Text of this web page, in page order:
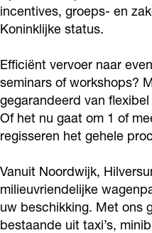
k
e
e
u
k
i
j
e
B
e
u
k
e
B
e
k
k
e
u
k
k
l
k
e
B
u
k
k
l
j
k
e
B
u
k
e
K
n
i
n
k
i
j
k
o
k
o
n
i
n
l
i
j
i
n
o
n
i
n
l
i
j
incentives, groeps- en
Koninklijke status.
Efficiënt vervoer naar
seminars of workshops?
gegarandeerd van
Of het nu gaat om 1 of
regisseren het gehele
Vanuit Noordwijk,
milieuvriendelijke
uw beschikking. Met ons
bestaande uit taxi’s,